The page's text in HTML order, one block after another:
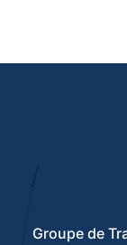
Groupe de